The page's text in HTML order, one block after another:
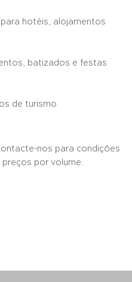
hotéis, alojamentos
batizados e festas
de turismo
nos para condições
por volume.